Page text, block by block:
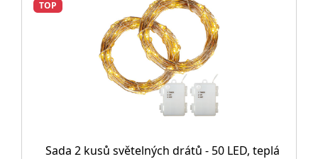
TOP
Sada 2 kusů světelných drátů - 50 LED, teplá